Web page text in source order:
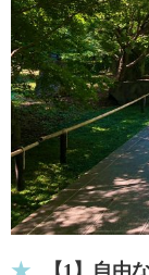
【1】自由